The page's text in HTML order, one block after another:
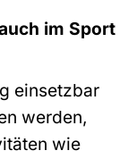
im Sport
einsetzbar
werden,
wie